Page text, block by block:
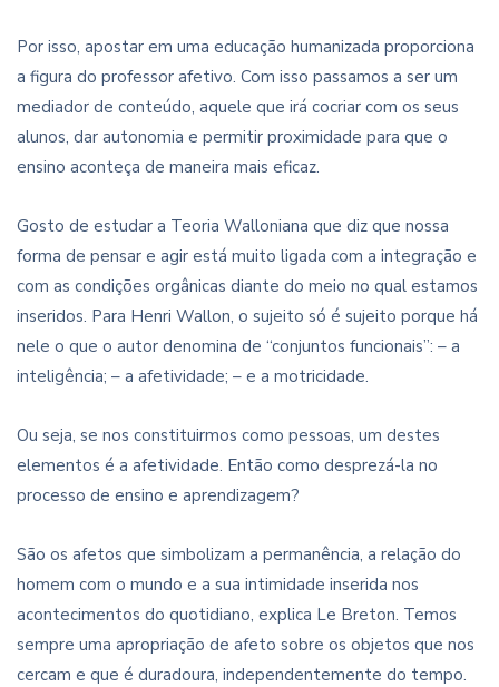
Por isso, apostar em uma educação humanizada proporciona
a figura do professor afetivo. Com isso passamos a ser um
mediador de conteúdo, aquele que irá cocriar com os seus
alunos, dar autonomia e permitir proximidade para que o
ensino aconteça de maneira mais eficaz.
Gosto de estudar a Teoria Walloniana que diz que nossa
forma de pensar e agir está muito ligada com a integração e
com as condições orgânicas diante do meio no qual estamos
inseridos. Para Henri Wallon, o sujeito só é sujeito porque há
nele o que o autor denomina de “conjuntos funcionais”: – a
inteligência; – a afetividade; – e a motricidade.
Ou seja, se nos constituirmos como pessoas, um destes
elementos é a afetividade. Então como desprezá-la no
processo de ensino e aprendizagem?
São os afetos que simbolizam a permanência, a relação do
homem com o mundo e a sua intimidade inserida nos
acontecimentos do quotidiano, explica Le Breton. Temos
sempre uma apropriação de afeto sobre os objetos que nos
cercam e que é duradoura, independentemente do tempo.